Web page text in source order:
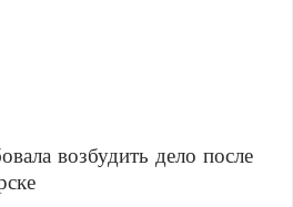
возбудить дело после